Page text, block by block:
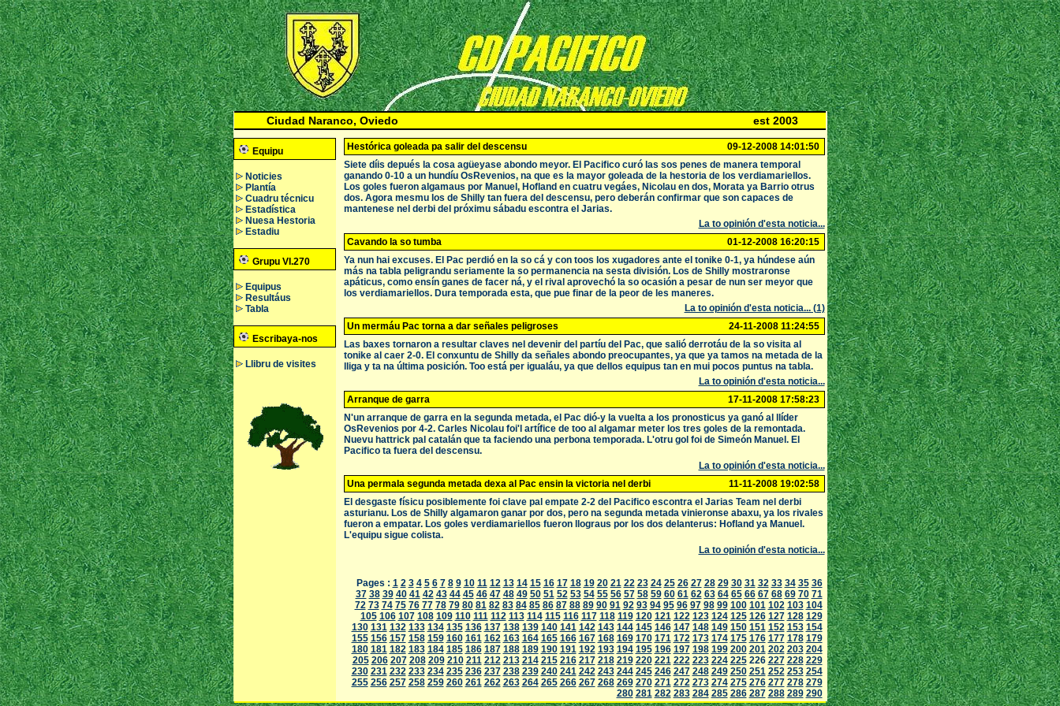
Ciudad Naranco, Oviedo est 2003
Equipu
Noticies
Plantía
Cuadru técnicu
Estadística
Nuesa Hestoria
Estadiu
Grupu VI.270
Equipus
Resultáus
Tabla
Escribaya-nos
Llibru de visites
Hestórica goleada pa salir del descensu
09-12-2008 14:01:50
Siete díis depués la cosa agüeyase abondo meyor. El Pacifico curó las sos penes de manera temporal
ganando 0-10 a un hundíu OsRevenios, na que es la mayor goleada de la hestoria de los verdiamariellos.
Los goles fueron algamaus por Manuel, Hofland en cuatru vegáes, Nicolau en dos, Morata ya Barrio otrus
dos. Agora mesmu los de Shilly tan fuera del descensu, pero deberán confirmar que son capaces de
mantenese nel derbi del próximu sábadu escontra el Jarias.
La to opinión d'esta noticia...
Cavando la so tumba
01-12-2008 16:20:15
Ya nun hai excuses. El Pac perdió en la so cá y con toos los xugadores ante el tonike 0-1, ya húndese aún
más na tabla peligrandu seriamente la so permanencia na sesta división. Los de Shilly mostraronse
apáticus, como ensín ganes de facer ná, y el rival aprovechó la so ocasión a pesar de nun ser meyor que
los verdiamariellos. Dura temporada esta, que pue finar de la peor de les maneres.
La to opinión d'esta noticia... (1)
Un mermáu Pac torna a dar señales peligroses
24-11-2008 11:24:55
Las baxes tornaron a resultar claves nel devenir del partíu del Pac, que salió derrotáu de la so visita al
tonike al caer 2-0. El conxuntu de Shilly da señales abondo preocupantes, ya que ya tamos na metada de la
lliga y ta na última posición. Too está per igualáu, ya que dellos equipus tan en mui pocos puntus na tabla.
La to opinión d'esta noticia...
Arranque de garra
17-11-2008 17:58:23
N'un arranque de garra en la segunda metada, el Pac dió-y la vuelta a los pronosticus ya ganó al llíder
OsRevenios por 4-2. Carles Nicolau foi'l artífice de too al algamar meter los tres goles de la remontada.
Nuevu hattrick pal catalán que ta faciendo una perbona temporada. L'otru gol foi de Simeón Manuel. El
Pacifico ta fuera del descensu.
La to opinión d'esta noticia...
Una permala segunda metada dexa al Pac ensin la victoria nel derbi
11-11-2008 19:02:58
El desgaste físicu posiblemente foi clave pal empate 2-2 del Pacifico escontra el Jarias Team nel derbi
asturianu. Los de Shilly algamaron ganar por dos, pero na segunda metada vinieronse abaxu, ya los rivales
fueron a empatar. Los goles verdiamariellos fueron llograus por los dos delanterus: Hofland ya Manuel.
L'equipu sigue colista.
La to opinión d'esta noticia...
Pages : 1 2 3 4 5 6 7 8 9 10 11 12 13 14 15 16 17 18 19 20 21 22 23 24 25 26 27 28 29 30 31 32 33 34 35 36
37 38 39 40 41 42 43 44 45 46 47 48 49 50 51 52 53 54 55 56 57 58 59 60 61 62 63 64 65 66 67 68 69 70 71
72 73 74 75 76 77 78 79 80 81 82 83 84 85 86 87 88 89 90 91 92 93 94 95 96 97 98 99 100 101 102 103 104
105 106 107 108 109 110 111 112 113 114 115 116 117 118 119 120 121 122 123 124 125 126 127 128 129
130 131 132 133 134 135 136 137 138 139 140 141 142 143 144 145 146 147 148 149 150 151 152 153 154
155 156 157 158 159 160 161 162 163 164 165 166 167 168 169 170 171 172 173 174 175 176 177 178 179
180 181 182 183 184 185 186 187 188 189 190 191 192 193 194 195 196 197 198 199 200 201 202 203 204
205 206 207 208 209 210 211 212 213 214 215 216 217 218 219 220 221 222 223 224 225226 227 228 229
230 231 232 233 234 235 236 237 238 239 240 241 242 243 244 245 246 247 248 249 250 251 252 253 254
255 256 257 258 259 260 261 262 263 264 265 266 267 268 269 270 271 272 273 274 275 276 277 278 279
280 281 282 283 284 285 286 287 288 289 290